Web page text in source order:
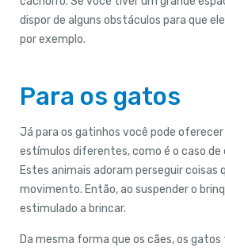
dispor de alguns obstáculos para que
por exemplo.
Para os gatos
Já para os gatinhos você pode oferecer
estímulos diferentes, como é o caso de
Estes animais adoram perseguir coisas
movimento. Então, ao suspender o
estimulado a brincar.
Da mesma forma que os cães, os